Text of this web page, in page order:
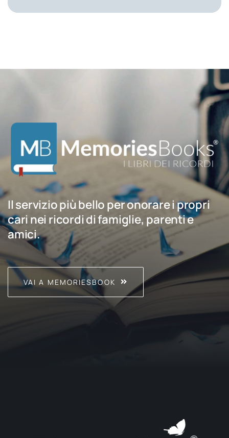
Il servizio più bello per onorare i propri
cari nei ricordi di famiglie, parenti e
amici.
VAI A MEMORIESBOOK